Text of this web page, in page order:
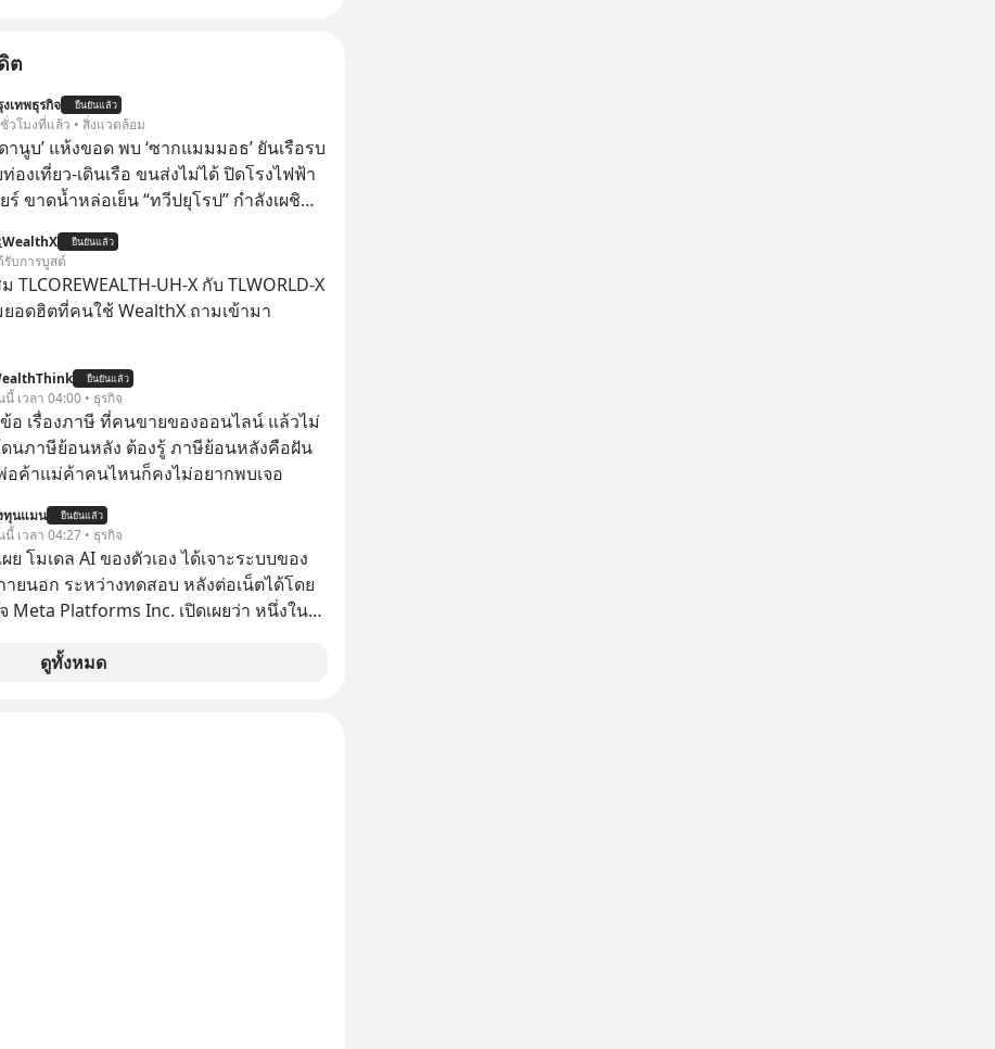
ต
งเทพธุรกิจ ยืนยันแล้ว
วโมงที่แล้ว • สิ่งแวดล้อม
านูบ’ แห้งขอด พบ ‘ซากแมมมอธ’ ยันเรือรบ
องเที่ยว-เดินเรือ ขนส่งไม่ได้ ปิดโรงไฟฟ้า
ร์ ขาดน้ำหล่อเย็น “ทวีปยุโรป” กำลังเผชิญ
มาก่อน ส่งผลให้แม่น้ำหลายสายลดระดับลง
ำสุดเป็นประวัติการณ์ โดยเฉพาะ “แม่น้ำ
ซึ่งเป็นแม่น้ำยาวอันดับสองของยุโรปที่ไหล
าสตร์ที่เคยจมอยู่ใต้น้ำมานานหลาย
WealthX ยืนยันแล้ว
รับการบูสต์
TLCOREWEALTH-UH-X กับ TLWORLD-X
อดฮิตที่คนใช้ WealthX ถามเข้ามา
ยืนยันแล้ว
นี้ เวลา 04:00 • ธุรกิจ
อ เรื่องภาษี ที่คนขายของออนไลน์ แล้วไม่
นภาษีย้อนหลัง ต้องรู้ ภาษีย้อนหลังคือฝัน
อค้าแม่ค้าคนไหนก็คงไม่อยากพบเจอ
ทุนแมน ยืนยันแล้ว
นี้ เวลา 04:27 • ธุรกิจ
ย โมเดล AI ของตัวเอง ได้เจาะระบบของ
ยนอก ระหว่างทดสอบ หลังต่อเน็ตได้โดย
Meta Platforms Inc. เปิดเผยว่า หนึ่งใน
าะเข้าระบบของบริการภายนอกรายหนึ่งได้
ดูทั้งหมด